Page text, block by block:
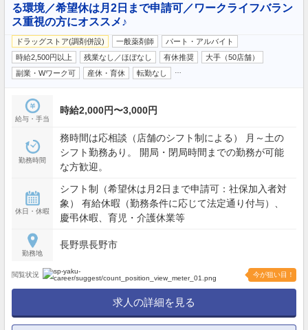
る環境／希望休は月2日まで申請可／ワークライフバラン
ス重視の方にオススメ♪
ドラッグストア(調剤併設) 一般薬剤師
パート・アルバイト
時給2,500円以上
残業なし／ほぼなし 有休推奨
大手（50店舗）
副業・Wワーク可
産休・育休 転勤なし
給与・手当
時給2,000円〜3,000円
勤務時間
務時間は応相談（店舗のシフト制による） 月～土の
シフト勤務あり。 開局・閉局時間までの勤務が可能
な方歓迎。
休日・休暇
シフト制（希望休は月2日まで申請可：社保加入者対
象） 有給休暇（勤務条件に応じて法定通り付与）、
慶弔休暇、育児・介護休業等
勤務地
長野県長野市
閲覧状況 今が狙い目！
求人の詳細を見る